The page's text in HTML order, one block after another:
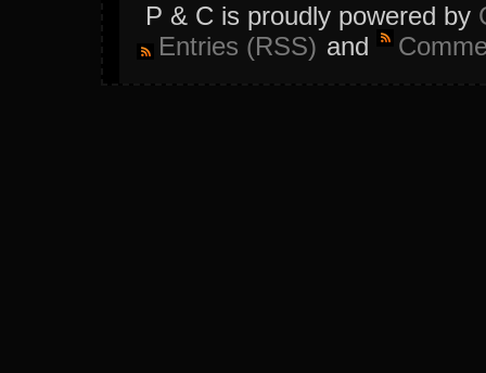
P & C is proudly powered by
Entries (RSS) and